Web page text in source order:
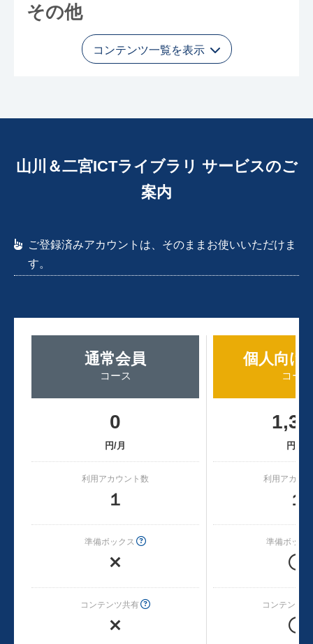
その他
コンテンツ一覧を表示
山川＆二宮ICTライブラリ サービスのご
案内
ご登録済みアカウントは、そのままお使いいただけま
す。
通常会員
コース
個人向け
コース
0
円/月 円/月
利用アカウント数
１
利用アカウ
１
準備ボックス 準備ボック
コンテンツ共有 コンテンツ